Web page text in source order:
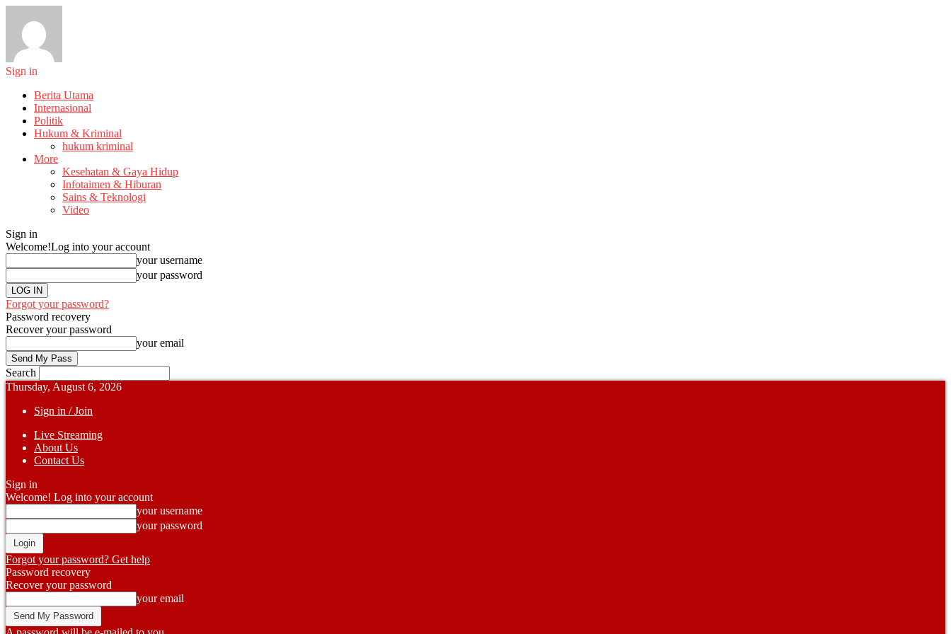
Sign in
Berita Utama
Internasional
Politik
Hukum & Kriminal
hukum kriminal
More
Kesehatan & Gaya Hidup
Infotaimen & Hiburan
Sains & Teknologi
Video
Sign in
Welcome!Log into your account
your username
your password
Forgot your password?
Password recovery
Recover your password
your email
Search
Thursday, August 6, 2026
Sign in / Join
Live Streaming
About Us
Contact Us
Sign in
Welcome! Log into your account
your username
your password
Forgot your password? Get help
Password recovery
Recover your password
your email